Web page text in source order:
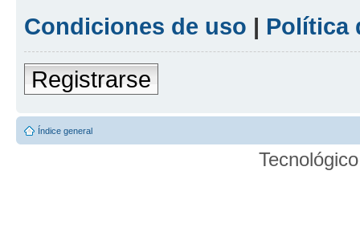
Condiciones de uso | Política
Registrarse
Índice general